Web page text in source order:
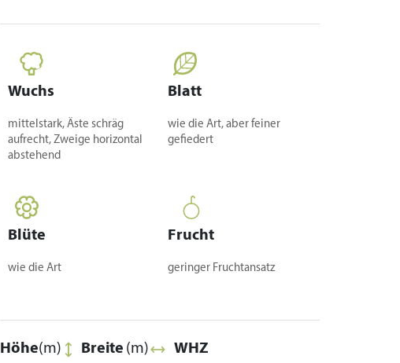
Wuchs
mittelstark, Äste schräg
aufrecht, Zweige horizontal
abstehend
Blatt
wie die Art, aber feiner
gefiedert
Blüte
wie die Art
Frucht
geringer Fruchtansatz
Höhe(m) Breite (m) WHZ